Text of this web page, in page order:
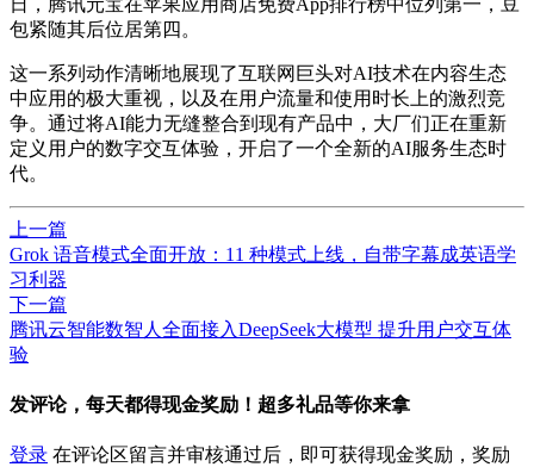
包紧随其后位居第四。
这一系列动作清晰地展现了互联网巨头对AI技术在内容生态
中应用的极大重视，以及在用户流量和使用时长上的激烈竞
争。通过将AI能力无缝整合到现有产品中，大厂们正在重新
定义用户的数字交互体验，开启了一个全新的AI服务生态时
代。
上一篇
Grok 语音模式全面开放：11 种模式上线，自带字幕成英语学
习利器
下一篇
腾讯云智能数智人全面接入DeepSeek大模型 提升用户交互体
验
发评论，每天都得现金奖励！超多礼品等你来拿
登录 在评论区留言并审核通过后，即可获得现金奖励，奖励